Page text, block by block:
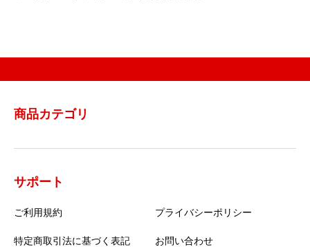
商品カテゴリ
サポート
ご利用規約 プライバシーポリシー
特定商取引法に基づく表記 お問い合わせ